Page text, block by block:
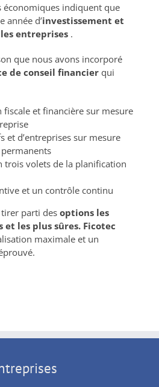
économiques indiquent que
année d’investissement et
entreprises .
que nous avons incorporé
de conseil financier qui
fiscale et financière sur mesure
et d’entreprises sur mesure
trois volets de la planification
et un contrôle continu
tirer parti des options les
et les plus sûres. Ficotec
maximale et un